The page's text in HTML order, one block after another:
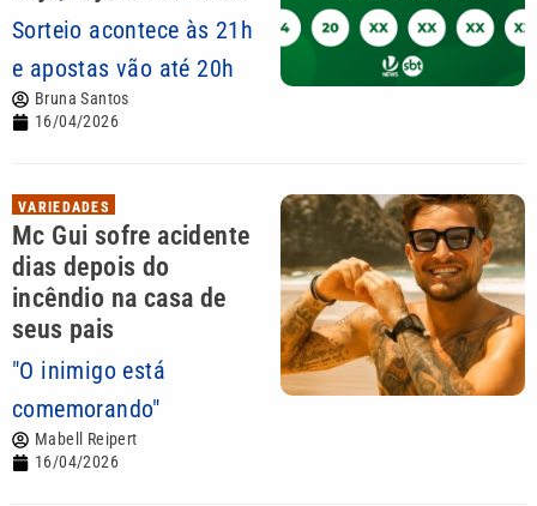
Sorteio acontece às 21h
e apostas vão até 20h
Bruna Santos
16/04/2026
VARIEDADES
Mc Gui sofre acidente
dias depois do
incêndio na casa de
seus pais
"O inimigo está
comemorando"
Mabell Reipert
16/04/2026